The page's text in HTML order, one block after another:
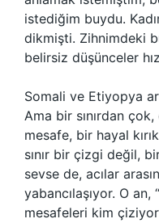
istediğim buydu.
dikmişti. Zihnimdeki
belirsiz düşünceler
Somali ve Etiyopya
Ama bir sınırdan
mesafe, bir hayal
sınır bir çizgi değil,
sevse de, acılar
yabancılaşıyor. O an,
mesafeleri kim